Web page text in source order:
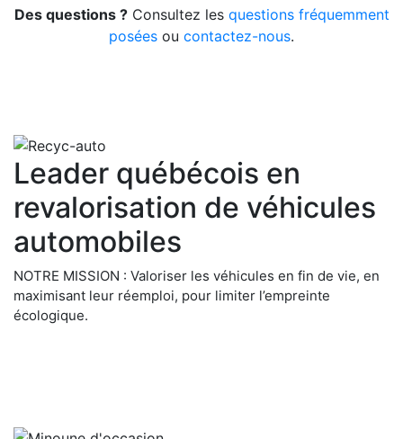
Des questions ?Consultez les questions fréquemment
posées ou contactez-nous.
Leader québécois en
revalorisation de véhicules
automobiles
NOTRE MISSION : Valoriser les véhicules en fin de vie, en
maximisant leur réemploi, pour limiter l’empreinte
écologique.